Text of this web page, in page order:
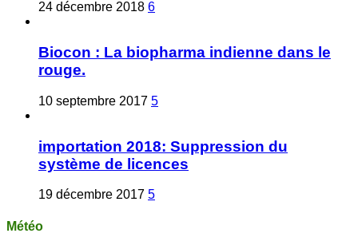
24 décembre 2018 6
Biocon : La biopharma indienne dans le
rouge.
10 septembre 2017 5
importation 2018: Suppression du
système de licences
19 décembre 2017 5
Météo